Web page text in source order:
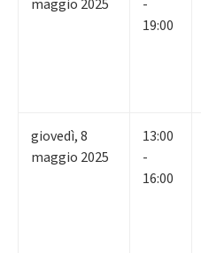
maggio 2025
-
19:00
giovedì,8
maggio 2025
13:00
-
16:00